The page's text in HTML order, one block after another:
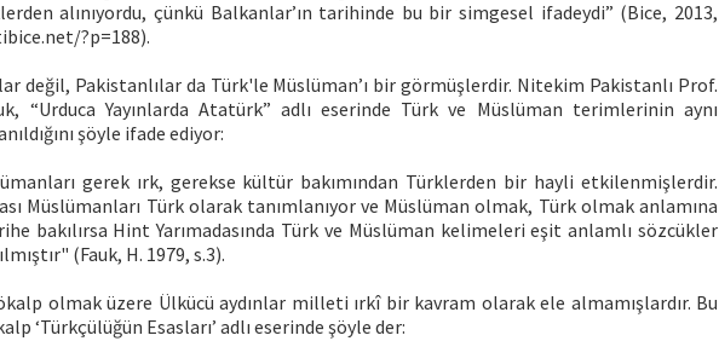
alınıyordu, çünkü Balkanlar’ın tarihinde bu bir simgesel ifadeydi” (Bice, 2013,
?p=188).
değil, Pakistanlılar da Türk'le Müslüman’ı bir görmüşlerdir. Nitekim Pakistanlı Prof.
“Urduca Yayınlarda Atatürk” adlı eserinde Türk ve Müslüman terimlerinin aynı
şöyle ifade ediyor:
gerek ırk, gerekse kültür bakımından Türklerden bir hayli etkilenmişlerdir.
Müslümanları Türk olarak tanımlanıyor ve Müslüman olmak, Türk olmak anlamına
bakılırsa Hint Yarımadasında Türk ve Müslüman kelimeleri eşit anlamlı sözcükler
(Fauk, H. 1979, s.3).
olmak üzere Ülkücü aydınlar milleti ırkî bir kavram olarak ele almamışlardır. Bu
‘Türkçülüğün Esasları’ adlı eserinde şöyle der: